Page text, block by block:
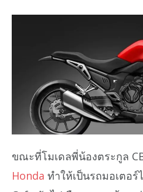
ขณะที่โมเดลพี่น้องตระกูล
Honda ทำให้เป็นรถมอเตอ